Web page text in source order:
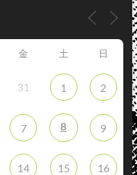
金 土 日
31 1 2
7 8 9
14 15 16